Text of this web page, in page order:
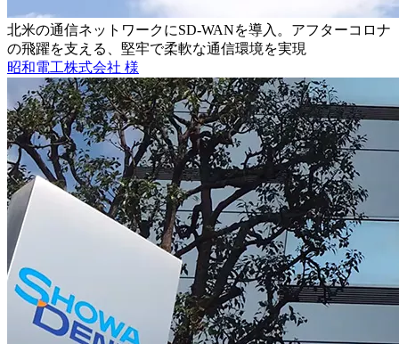
北米の通信ネットワークにSD-WANを導入。アフターコロナ
の飛躍を支える、堅牢で柔軟な通信環境を実現
昭和電工株式会社 様